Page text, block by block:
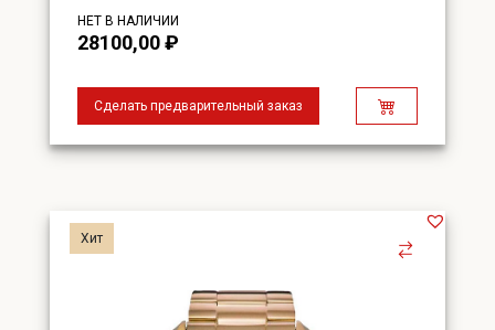
НЕТ В НАЛИЧИИ
28100,00₽
Сделать предварительный заказ
Хит